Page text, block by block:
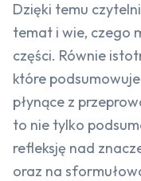
Dzięki temu
temat i wie, czego
części. Równie
które
płynące z
to nie tylko
refleksję nad
oraz na